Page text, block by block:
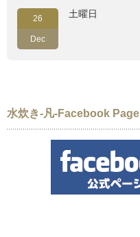
26
Dec
土曜日
水炊き-凡-Facebook Page